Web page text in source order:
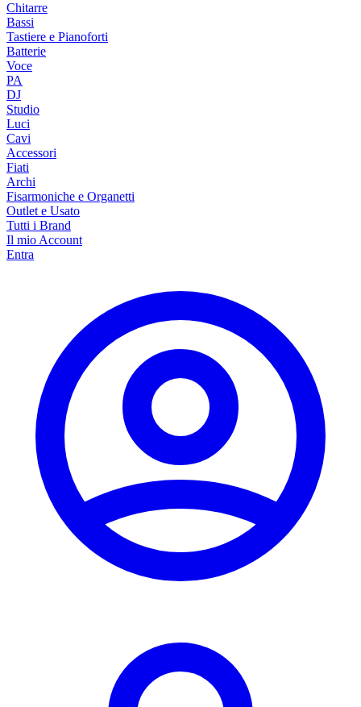
Chitarre
Bassi
Tastiere e Pianoforti
Batterie
Voce
PA
DJ
Studio
Luci
Cavi
Accessori
Fiati
Archi
Fisarmoniche e Organetti
Outlet e Usato
Tutti i Brand
Il mio Account
Entra